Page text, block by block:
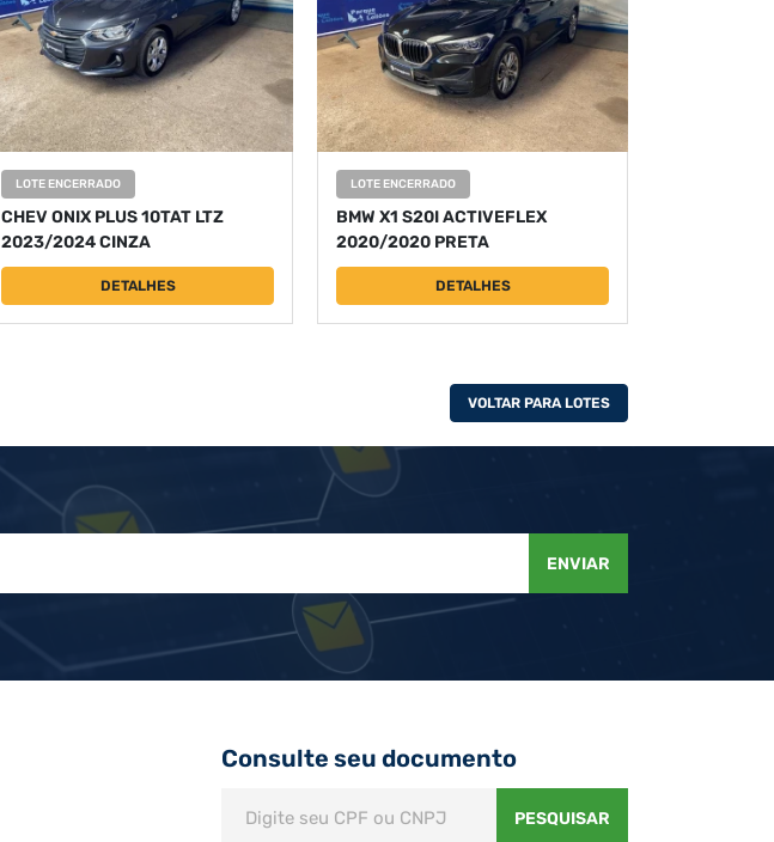
LOTE ENCERRADO
CHEV ONIX PLUS 10TAT LTZ
2023/2024 CINZA
DETALHES
LOTE ENCERRADO
BMW X1 S20I ACTIVEFLEX
2020/2020 PRETA
DETALHES
VOLTAR PARA LOTES
ENVIAR
Consulte seu documento
PESQUISAR